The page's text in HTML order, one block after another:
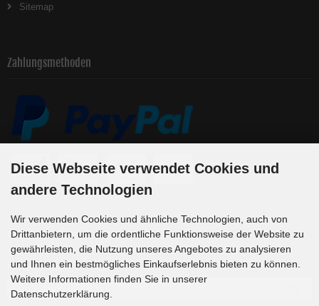
Sitemap
Zahlungsmethoden
Newsletter-Anmeldung
E-Mail-Adresse:
Diese Webseite verwendet Cookies und
andere Technologien
Wir verwenden Cookies und ähnliche Technologien, auch von
Drittanbietern, um die ordentliche Funktionsweise der Website zu
gewährleisten, die Nutzung unseres Angebotes zu analysieren
und Ihnen ein bestmögliches Einkaufserlebnis bieten zu können.
Weitere Informationen finden Sie in unserer
Datenschutzerklärung.